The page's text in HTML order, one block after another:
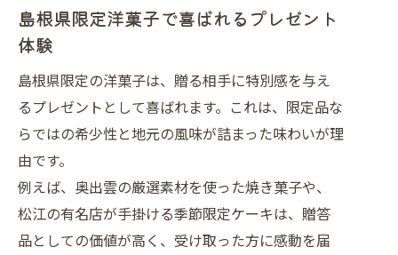
島根県産素材を使った洋菓子の深い味
洋菓子に生きる島根県ならではの素材
ランキング上位に並ぶ地元産洋菓子の
贈り物に最適な島根県素材の洋菓子を
厳選
女子に好評な自然派洋菓子の人気ポイ
島根県限定洋菓子で喜ばれるプレゼント
体験
島根県限定の洋菓子は、贈る相手に特別感を与え
るプレゼントとして喜ばれます。これは、限定品な
らではの希少性と地元の風味が詰まった味わいが理
由です。
例えば、奥出雲の厳選素材を使った焼き菓子や、
松江の有名店が手掛ける季節限定ケーキは、贈答
品としての価値が高く、受け取った方に感動を届